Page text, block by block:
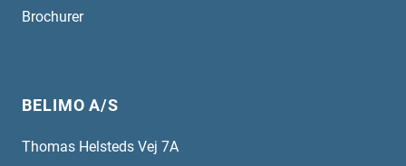
Brochurer
BELIMO A/S
Thomas Helsteds Vej 7A